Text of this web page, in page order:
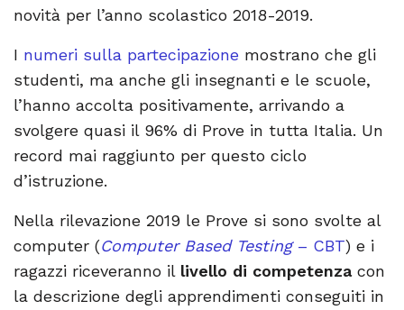
novità per l’anno scolastico 2018-2019.
I numeri sulla partecipazione mostrano che gli
studenti, ma anche gli insegnanti e le scuole,
l’hanno accolta positivamente, arrivando a
svolgere quasi il 96% di Prove in tutta Italia. Un
record mai raggiunto per questo ciclo
d’istruzione.
Nella rilevazione 2019 le Prove si sono svolte al
computer (Computer Based Testing – CBT) e i
ragazzi riceveranno il livello di competenzacon
la descrizione degli apprendimenti conseguiti in